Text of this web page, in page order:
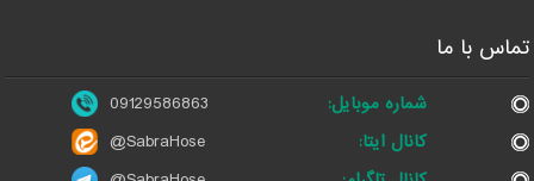
تماس با ما
شماره موبایل:
09129586863
کانال ایتا:
@SabraHose